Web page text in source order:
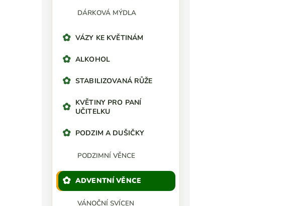
DÁRKOVÁ MÝDLA
VÁZY KE KVĚTINÁM
ALKOHOL
STABILIZOVANÁ RŮŽE
KVĚTINY PRO PANÍ
UČITELKU
PODZIM A DUŠIČKY
PODZIMNÍ VĚNCE
ADVENTNÍ VĚNCE
VÁNOČNÍ SVÍCEN